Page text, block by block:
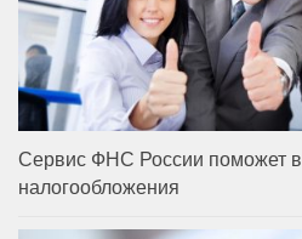
Сервис ФНС России поможет
налогообложения